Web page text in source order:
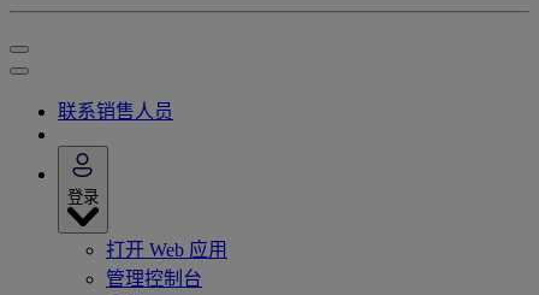
联系销售人员
登录
打开 Web 应用
管理控制台